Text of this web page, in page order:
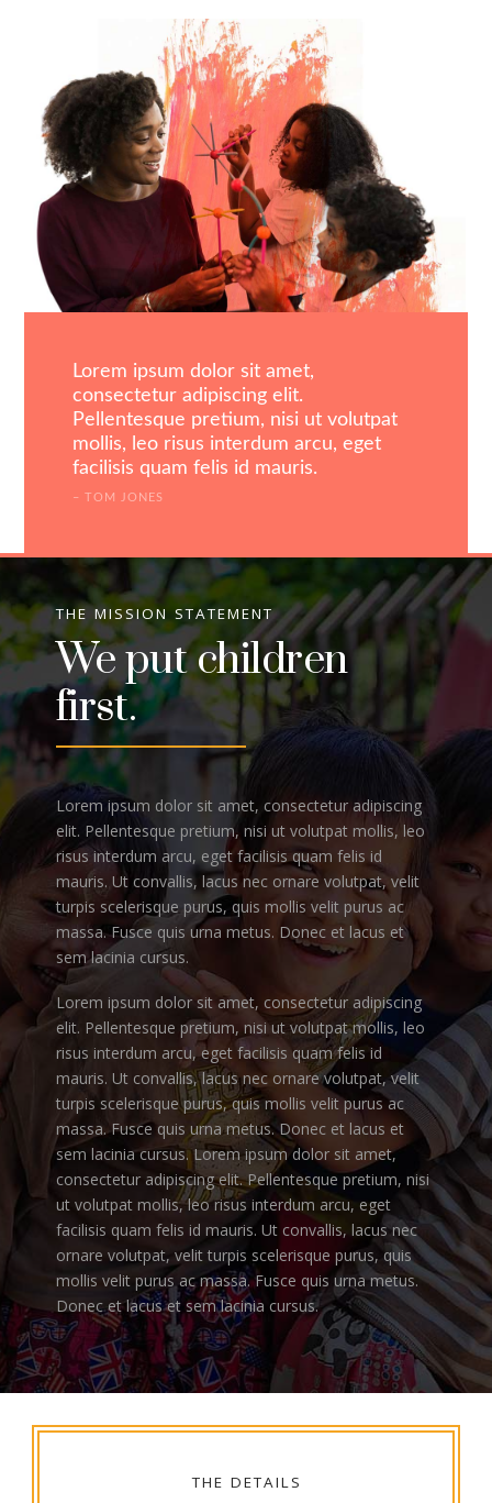
Lorem ipsum dolor sit amet,
consectetur adipiscing elit.
Pellentesque pretium, nisi ut volutpat
mollis, leo risus interdum arcu, eget
facilisis quam felis id mauris.
TOM JONES
THE MISSION STATEMENT
We put children
first.
Lorem ipsum dolor sit amet, consectetur adipiscing
elit. Pellentesque pretium, nisi ut volutpat mollis, leo
risus interdum arcu, eget facilisis quam felis id
mauris. Ut convallis, lacus nec ornare volutpat, velit
turpis scelerisque purus, quis mollis velit purus ac
massa. Fusce quis urna metus. Donec et lacus et
sem lacinia cursus.
Lorem ipsum dolor sit amet, consectetur adipiscing
elit. Pellentesque pretium, nisi ut volutpat mollis, leo
risus interdum arcu, eget facilisis quam felis id
mauris. Ut convallis, lacus nec ornare volutpat, velit
turpis scelerisque purus, quis mollis velit purus ac
massa. Fusce quis urna metus. Donec et lacus et
sem lacinia cursus. Lorem ipsum dolor sit amet,
consectetur adipiscing elit. Pellentesque pretium, nisi
ut volutpat mollis, leo risus interdum arcu, eget
facilisis quam felis id mauris. Ut convallis, lacus nec
ornare volutpat, velit turpis scelerisque purus, quis
mollis velit purus ac massa. Fusce quis urna metus.
Donec et lacus et sem lacinia cursus.
THE DETAILS